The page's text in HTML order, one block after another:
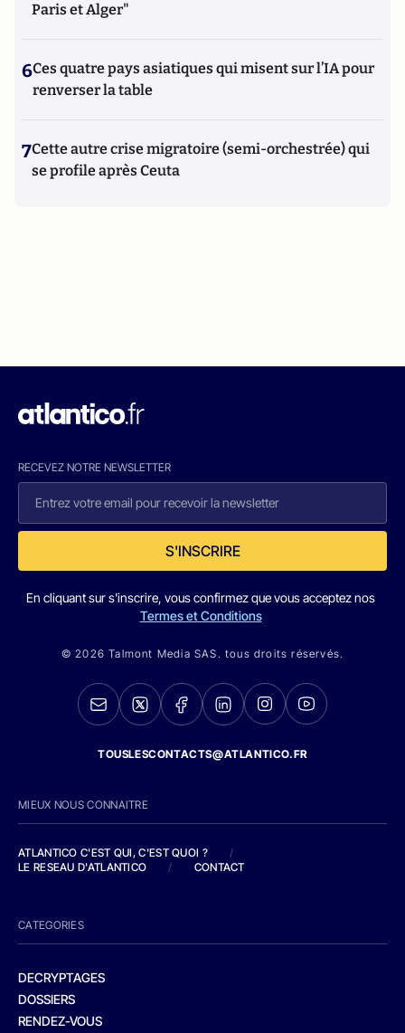
Paris et Alger"
6Ces quatre pays asiatiques qui misent sur l’IA pour
renverser la table
7Cette autre crise migratoire (semi-orchestrée) qui
se profile après Ceuta
RECEVEZ NOTRE NEWSLETTER
S'INSCRIRE
En cliquant sur s'inscrire, vous confirmez que vous acceptez nos
Termes et Conditions
© 2026 Talmont Media SAS. tous droits réservés.
TOUSLESCONTACTS@ATLANTICO.FR
MIEUX NOUS CONNAITRE
ATLANTICO C'EST QUI, C'EST QUOI ?
/
LE RESEAU D'ATLANTICO
/ CONTACT
CATEGORIES
DECRYPTAGES
DOSSIERS
RENDEZ-VOUS